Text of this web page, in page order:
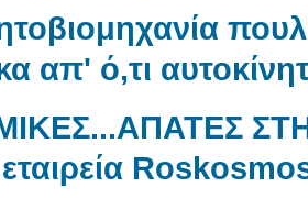
απ' ό,τι